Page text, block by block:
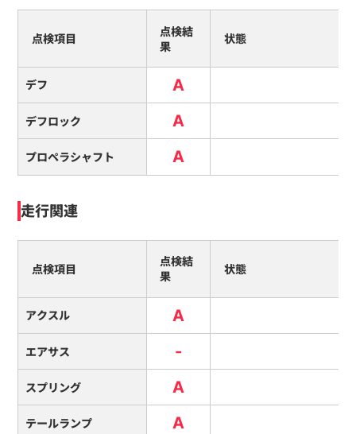
点検項目
点検結
果
状態
デフ A
デフロック A
プロペラシャフト A
走行関連
点検項目
点検結
果
状態
アクスル A
エアサス -
スプリング A
テールランプ A